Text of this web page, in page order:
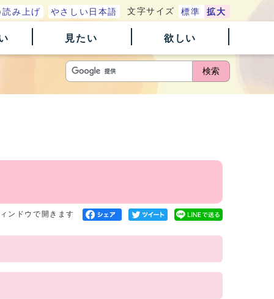
読み上げ やさしい日本語 文字サイズ 標準 拡大
見たい 欲しい
検索
ンドウで開きます